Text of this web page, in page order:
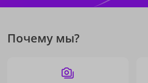
Почему мы?